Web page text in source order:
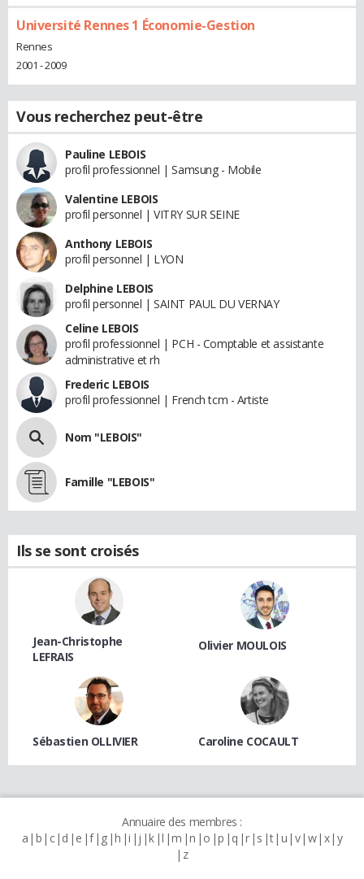
Université Rennes 1 Économie-Gestion
Rennes
2001 - 2009
Vous recherchez peut-être
Pauline LEBOIS
profil professionnel | Samsung - Mobile
Valentine LEBOIS
profil personnel | VITRY SUR SEINE
Anthony LEBOIS
profil personnel | LYON
Delphine LEBOIS
profil personnel | SAINT PAUL DU VERNAY
Celine LEBOIS
profil professionnel | PCH - Comptable et assistante
administrative et rh
Frederic LEBOIS
profil professionnel | French tcm - Artiste
Nom "LEBOIS"
Famille "LEBOIS"
Ils se sont croisés
Jean-Christophe
LEFRAIS
Olivier MOULOIS
Sébastien OLLIVIER Caroline COCAULT
Annuaire des membres :
a b c d e f g h i j k l m n o p q r s t u v w x y
z